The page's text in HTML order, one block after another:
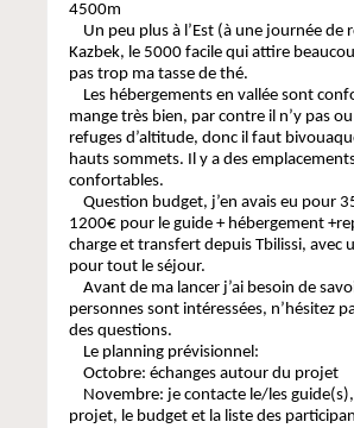
4500m
Un peu plus à l’Est (à une journée de
Kazbek, le 5000 facile qui attire
pas trop ma tasse de thé.
Les hébergements en vallée sont
mange très bien, par contre il n’y pas
refuges d’altitude, donc il faut
hauts sommets. Il y a des
confortables.
Question budget, j’en avais eu pour
1200€ pour le guide + hébergement
charge et transfert depuis Tbilissi, avec
pour tout le séjour.
Avant de ma lancer j’ai besoin de
personnes sont intéressées, n’hésitez
des questions.
Le planning prévisionnel:
Octobre: échanges autour du projet
Novembre: je contacte le/les
projet, le budget et la liste des